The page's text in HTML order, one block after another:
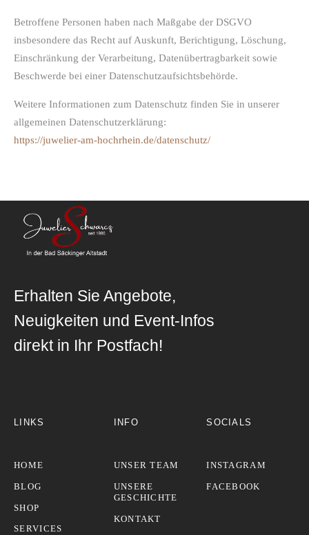
Betroffene Personen haben nach Maßgabe der DSGVO
insbesondere das Recht auf Auskunft, Berichtigung, Löschung,
Einschränkung der Verarbeitung, Datenübertragbarkeit sowie
Beschwerde bei einer Datenschutzaufsichtsbehörde.
Weitere Informationen zum Datenschutz finden Sie in unserer
allgemeinen Datenschutzerklärung:
https://juwelier-am-hochrhein.de/datenschutz/
Erhalten Sie Angebote,
Neuigkeiten und Event-Infos
direkt in Ihr Postfach!
LINKS
HOME
BLOG
SHOP
SERVICES
INFO
UNSER TEAM
UNSERE
GESCHICHTE
KONTAKT
SOCIALS
INSTAGRAM
FACEBOOK